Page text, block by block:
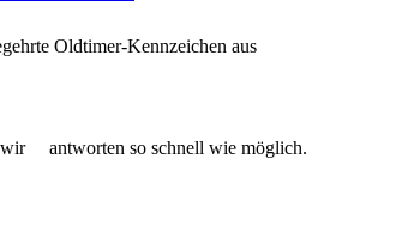
Oldtimer-Kennzeichen aus
wir antworten so schnell wie möglich.